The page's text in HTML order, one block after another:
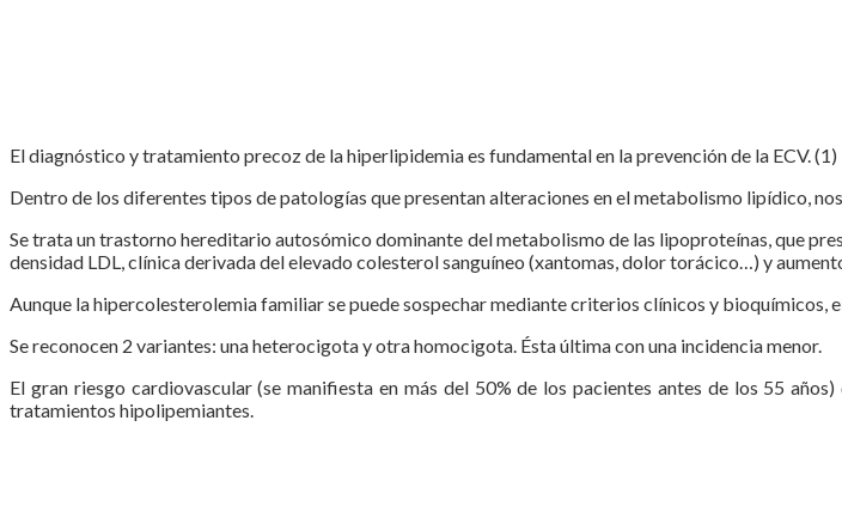
El diagnóstico y tratamiento precoz de la hiperlipidemia es fundamental en la prevención de la ECV. (1)
Dentro de los diferentes tipos de patologías que presentan alteraciones en el metabolismo lipídico,
Se trata un trastorno hereditario autosómico dominante del metabolismo de las lipoproteínas, que
densidad LDL, clínica derivada del elevado colesterol sanguíneo (xantomas, dolor torácico…) y
Aunque la hipercolesterolemia familiar se puede sospechar mediante criterios clínicos y bioquímicos,
Se reconocen 2 variantes: una heterocigota y otra homocigota. Ésta última con una incidencia menor.
El gran riesgo cardiovascular (se manifiesta en más del 50% de los pacientes antes de los 55
tratamientos hipolipemiantes.